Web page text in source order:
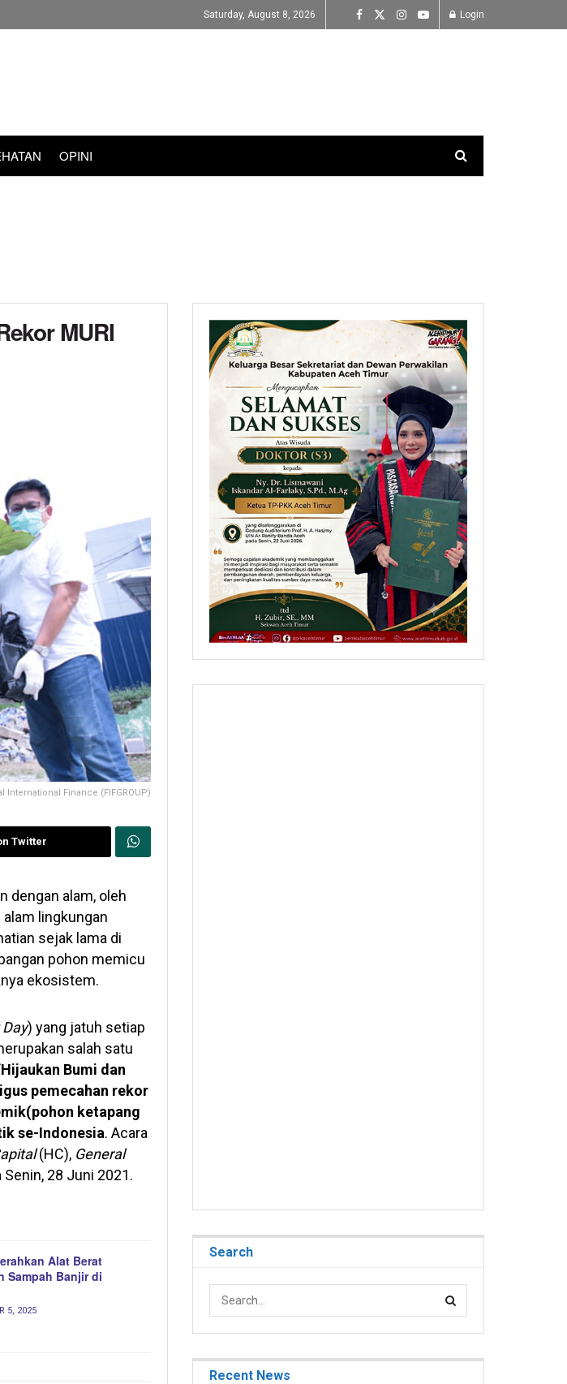
Saturday, August 8, 2026 Login
OPINI
MURI
Finance (FIFGROUP)
Twitter
dengan alam, oleh
lingkungan
sejak lama di
pohon memicu
ekosistem.
) yang jatuh setiap
salah satu
Bumi dan
pemecahan rekor
ketapang
se-Indonesia. Acara
(HC), General
Senin, 28 Juni 2021.
Alat Berat
Sampah Banjir di
5, 2025
Search
Recent News